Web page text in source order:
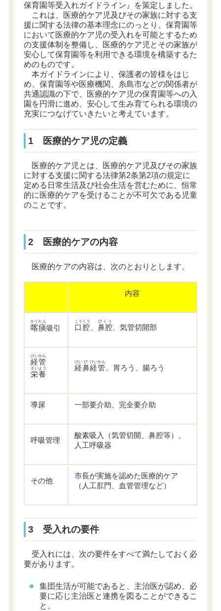
保育園等受入れガイドライン』を策定しました。
これは、医療的ケア児及びその家族に対する支
援に関する法律の基本理念にのっとり、保育園等
において医療的ケア児の受入れを可能とするため
の支援体制を整備し、医療的ケア児とその家族が
安心して保育園等を利用できる環境を構築するた
めのものです。
本ガイドラインにより、保護者の皆様をはじ
め、保育園等や医療機関、糸島市などの関係者が
共通認識の下で、医療的ケア児の保育園等への入
園を円滑に進め、安心して生み育てられる環境の
充実につなげていきたいと考えています。
1 医療的ケア児の定義
医療的ケア児とは、医療的ケア児及びその家族
に対する支援に関する法律第2条第2項の規定に
定める日常生活及び社会生活を営むために、恒常
的に医療的ケアを受けることが不可欠である児童
のことです。
2 医療的ケアの内容
医療的ケアの内容は、次のとおりとします。
内容
喀痰
かくたん
吸 引 口腔
こうくう
鼻腔
びくう
、気管切開部
経管
けいかん
栄養
えいよう 経
けい
鼻
び
経管
けいかん
、胃ろう、腸ろう
導尿 一部要介助、完全要介助
呼吸管理
酸素吸入（気管切開、鼻腔等）、
人工呼吸器
その他
市長が実施を認めた医療的ケア
（人工肛門、血管管理など）
3 受入れの要件
受入れには、次の要件をすべて満たしておく必
要があります。
集団生活が可能であると、主治医が認め、必
要に応じ主治医と連携を図ることができるこ
と。